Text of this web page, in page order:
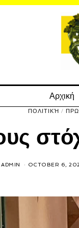
Αρχική
ΠΟΛΙΤΙΚΉ /
ADMIN OCTOBER 6,